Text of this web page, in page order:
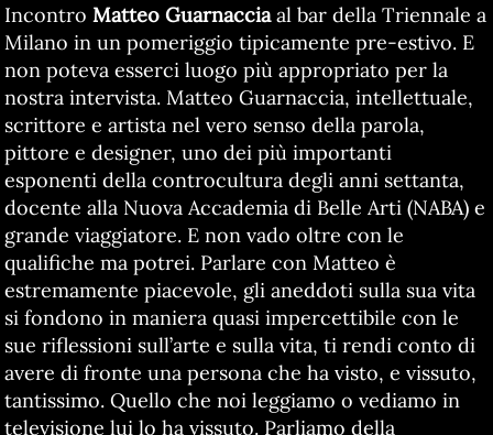
Incontro Matteo Guarnacciaal bar della Triennale a
Milano in un pomeriggio tipicamente pre-estivo. E
non poteva esserci luogo più appropriato per la
nostra intervista. Matteo Guarnaccia, intellettuale,
scrittore e artista nel vero senso della parola,
pittore e designer, uno dei più importanti
esponenti della controcultura degli anni settanta,
docente alla Nuova Accademia di Belle Arti (NABA) e
grande viaggiatore. E non vado oltre con le
qualifiche ma potrei. Parlare con Matteo è
estremamente piacevole, gli aneddoti sulla sua vita
si fondono in maniera quasi impercettibile con le
sue riflessioni sull’arte e sulla vita, ti rendi conto di
avere di fronte una persona che ha visto, e vissuto,
tantissimo. Quello che noi leggiamo o vediamo in
televisione lui lo ha vissuto. Parliamo della